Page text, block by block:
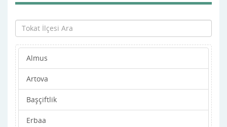
Almus
Artova
Başçiftlik
Erbaa